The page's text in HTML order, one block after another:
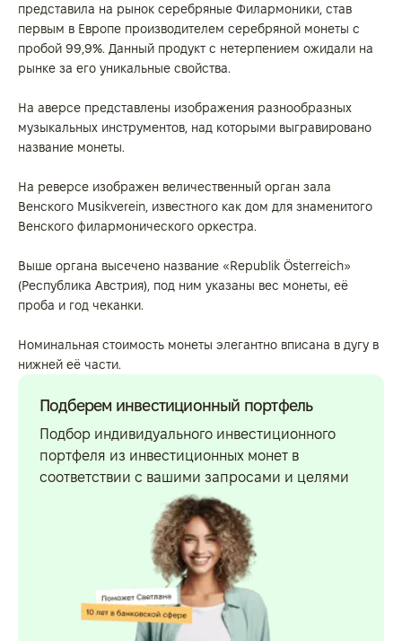
представила на рынок серебряные Филармоники, став
первым в Европе производителем серебряной монеты с
пробой 99,9%. Данный продукт с нетерпением ожидали на
рынке за его уникальные свойства.
На аверсе представлены изображения разнообразных
музыкальных инструментов, над которыми выгравировано
название монеты.
На реверсе изображен величественный орган зала
Венского Musikverein, известного как дом для знаменитого
Венского филармонического оркестра.
Выше органа высечено название «Republik Österreich»
(Республика Австрия), под ним указаны вес монеты, её
проба и год чеканки.
Номинальная стоимость монеты элегантно вписана в дугу в
нижней её части.
Подберем инвестиционный портфель
Подбор индивидуального инвестиционного
портфеля из инвестиционных монет в
соответствии с вашими запросами и целями